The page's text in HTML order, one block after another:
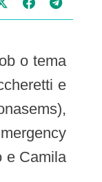
e
e Camila